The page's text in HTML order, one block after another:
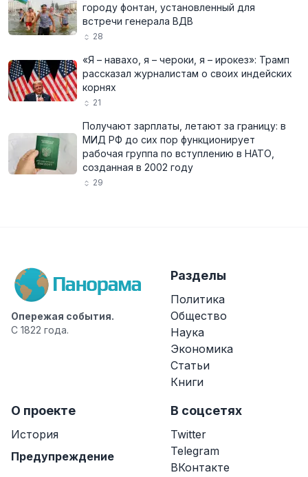
городу фонтан, установленный для
встречи генерала ВДВ
28
«Я – навахо, я – чероки, я – ирокез»: Трамп
рассказал журналистам о своих индейских
корнях
21
Получают зарплаты, летают за границу: в
МИД РФ до сих пор функционирует
рабочая группа по вступлению в НАТО,
созданная в 2002 году
29
Опережая события.
С 1822 года.
Разделы
Политика
Общество
Наука
Экономика
Статьи
Книги
О проекте
История
Предупреждение
В соцсетях
Twitter
Telegram
ВКонтакте